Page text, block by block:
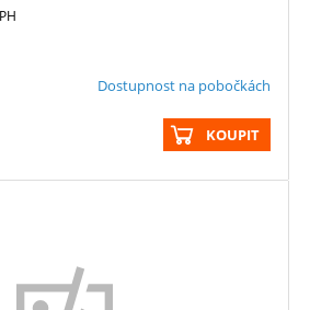
Dostupnost na pobočkách
KOUPIT